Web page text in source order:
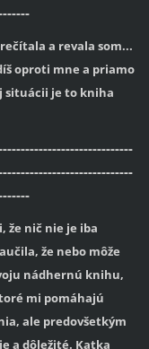
a revala som...
oproti mne a priamo
situácii je to kniha
že nič nie je iba
že nebo môže
nádhernú knihu,
mi pomáhajú
ale predovšetkým
a dôležité. Katka